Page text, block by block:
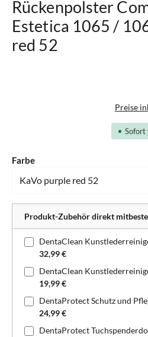
Rückenpolster
Estetica 1065 /
red 52
Preise
Sofort
Farbeauswählen
Produkt-Zubehör direkt
32,99 €
19,99 €
24,99 €
DentaProtect